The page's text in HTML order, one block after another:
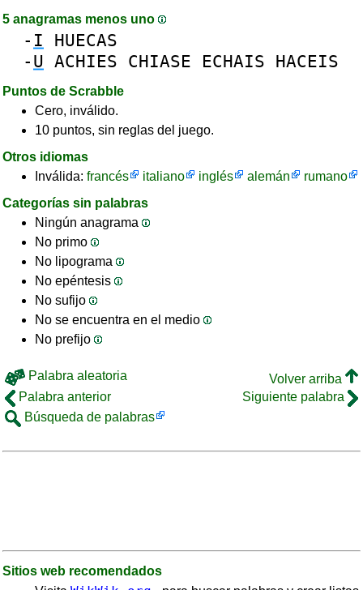
5 anagramas menos uno
- I
HUECAS
- U ACHIES CHIASE ECHAIS HACEIS
Puntos de Scrabble
Cero, inválido.
10 puntos, sin reglas del juego.
Otros idiomas
Inválida: francés italiano inglés alemán
rumano
Categorías sin palabras
Ningún anagrama
No primo
No lipograma
No epéntesis
No sufijo
No se encuentra en el medio
No prefijo
Palabra aleatoria
Volver arriba
Palabra anterior
Siguiente palabra
Búsqueda de palabras
Sitios web recomendados